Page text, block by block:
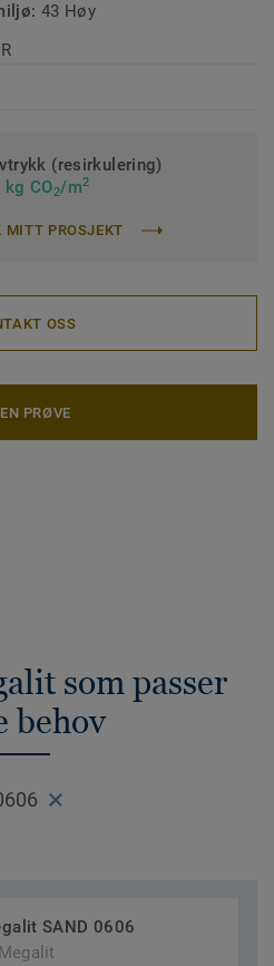
43 Høy
(resirkulering)
CO2/m2
MITT PROSJEKT
OSS
PRØVE
som passer
behov
SAND 0606